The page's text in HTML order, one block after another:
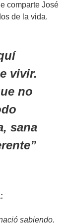
comparte José
de la vida.
vivir.
no
sana
sabiendo.